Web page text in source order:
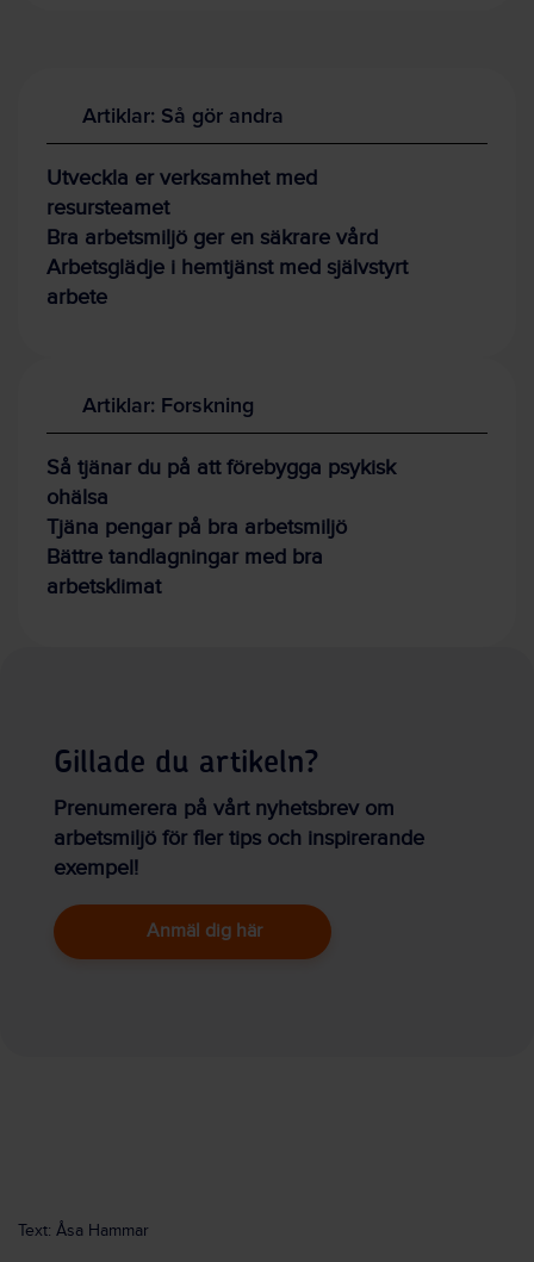
Artiklar: Så gör andra
Utveckla er verksamhet med
resursteamet
Bra arbetsmiljö ger en säkrare vård
Arbetsglädje i hemtjänst med självstyrt
arbete
Artiklar: Forskning
Så tjänar du på att förebygga psykisk
ohälsa
Tjäna pengar på bra arbetsmiljö
Bättre tandlagningar med bra
arbetsklimat
Gillade du artikeln?
Prenumerera på vårt nyhetsbrev om
arbetsmiljö för fler tips och inspirerande
exempel!
Anmäl dig här
Text: Åsa Hammar